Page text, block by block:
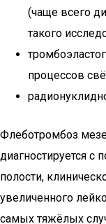
(чаще всего
такого
процессов
Флеботромбоз
диагностируется
полости,
увеличенного
самых тяжёлых